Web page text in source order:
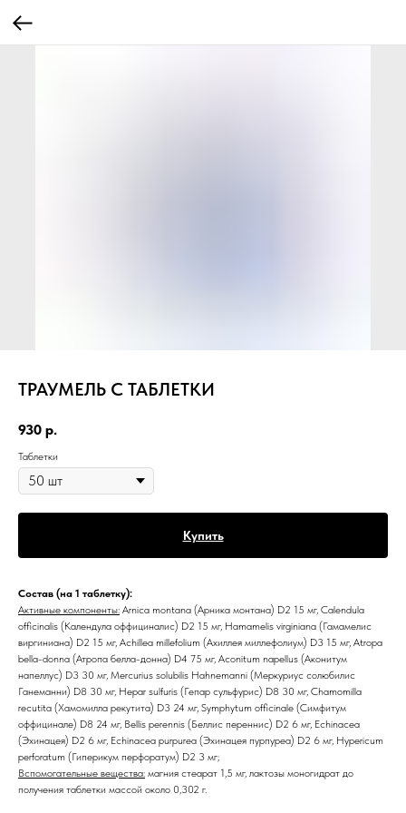
ТРАУМЕЛЬ C ТАБЛЕТКИ
930 р.
Таблетки
Купить
Состав (на 1 таблетку):
Активные компоненты: Arnica montana (Aрника монтана) D2 15 мг, Calendula
officinalis (Календула оффициналис) D2 15 мг, Hamamelis virginiana (Гамамелис
виргиниана) D2 15 мг, Achillea millefolium (Ахиллея миллефолиум) D3 15 мг, Atropa
bella-donna (Атропа белла-донна) D4 75 мг, Aconitum napellus (Аконитум
напеллус) D3 30 мг, Mercurius solubilis Hahnemanni (Меркуриус солюбилис
Ганеманни) D8 30 мг, Hepar sulfuris (Гепар сульфурис) D8 30 мг, Chamomilla
recutita (Хамомилла рекутита) D3 24 мг, Symphytum officinale (Симфитум
оффицинале) D8 24 мг, Bellis perennis (Беллис переннис) D2 6 мг, Echinacea
(Эхинацея) D2 6 мг, Echinacea purpurea (Эхинацея пурпуреа) D2 6 мг, Hypericum
perforatum (Гиперикум перфоратум) D2 3 мг;
Вспомогательные вещества: магния стеарат 1,5 мг, лактозы моногидрат до
получения таблетки массой около 0,302 г.